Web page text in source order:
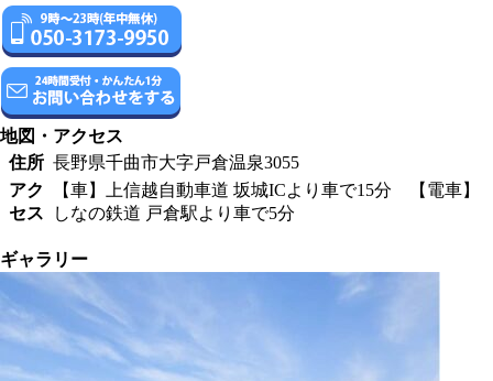
地図・アクセス
住所 長野県千曲市大字戸倉温泉3055
アク
セス
【車】上信越自動車道 坂城ICより車で15分 【電車】
しなの鉄道 戸倉駅より車で5分
ギャラリー